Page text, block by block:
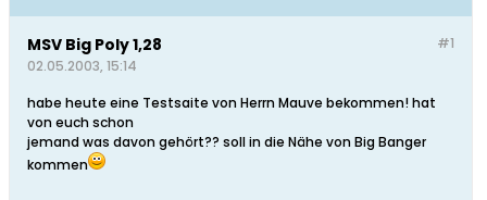
#1
MSV Big Poly 1,28
02.05.2003, 15:14
habe heute eine Testsaite von Herrn Mauve bekommen! hat
von euch schon
jemand was davon gehört?? soll in die Nähe von Big Banger
kommen